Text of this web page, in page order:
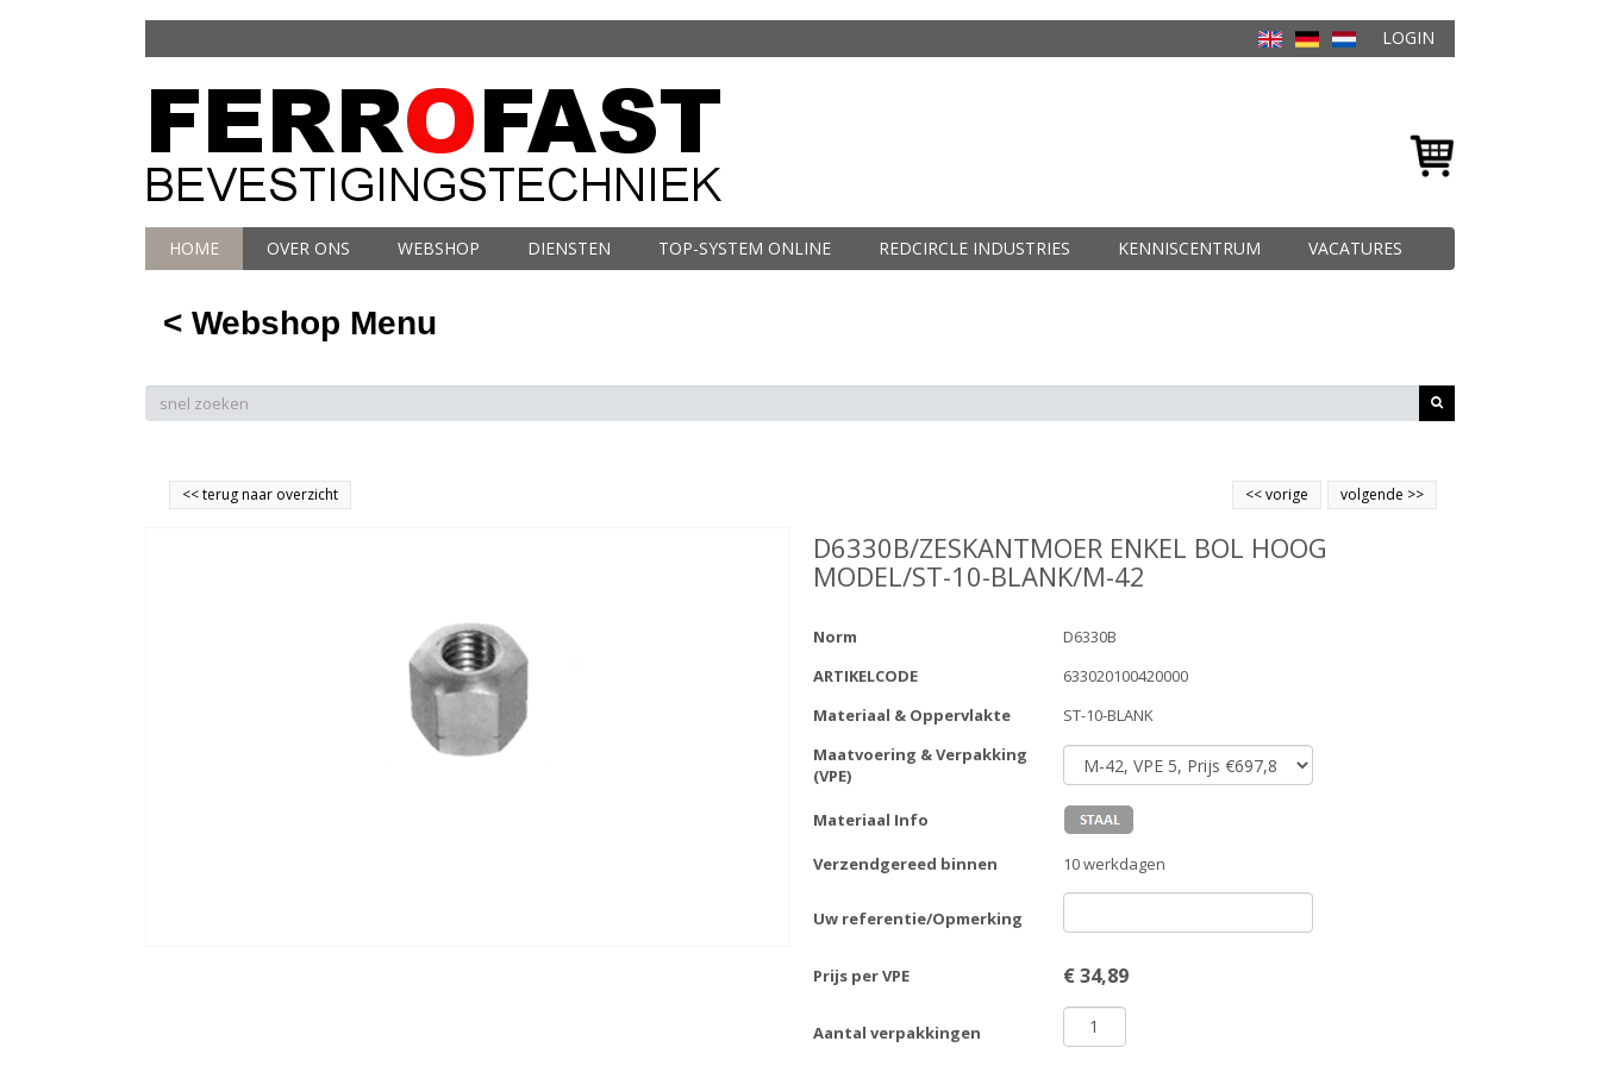
LOGIN
HOME OVER ONS WEBSHOP DIENSTEN TOP-SYSTEM ONLINE REDCIRCLE INDUSTRIES KENNISCENTRUM VACATURES
< Webshop Menu
<<terug naar overzicht volgende >>
<<vorige
D6330B/ZESKANTMOER ENKEL BOL HOOG
MODEL/ST-10-BLANK/M-42
Norm
D6330B
ARTIKELCODE
633020100420000
Materiaal & Oppervlakte
ST-10-BLANK
Maatvoering & Verpakking
(VPE)
Materiaal Info
Verzendgereed binnen 10 werkdagen
Uw referentie/Opmerking
Prijs per VPE €34,89
Aantal verpakkingen